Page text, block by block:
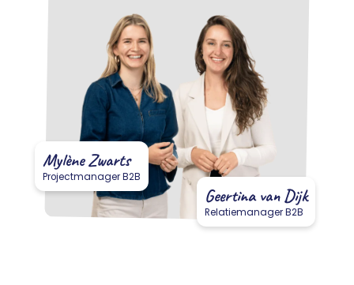
Mylène Zwarts
Projectmanager B2B
Geertina van Dijk
Relatiemanager B2B